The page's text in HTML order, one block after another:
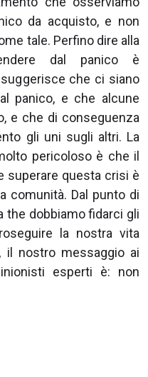
da acquisto, e non
tale. Perfino dire alla
dal panico è
che ci siano
panico, e che alcune
e che di conseguenza
gli uni sugli altri. La
pericoloso è che il
superare questa crisi è
comunità. Dal punto di
the dobbiamo fidarci gli
la nostra vita
il nostro messaggio ai
esperti è: non